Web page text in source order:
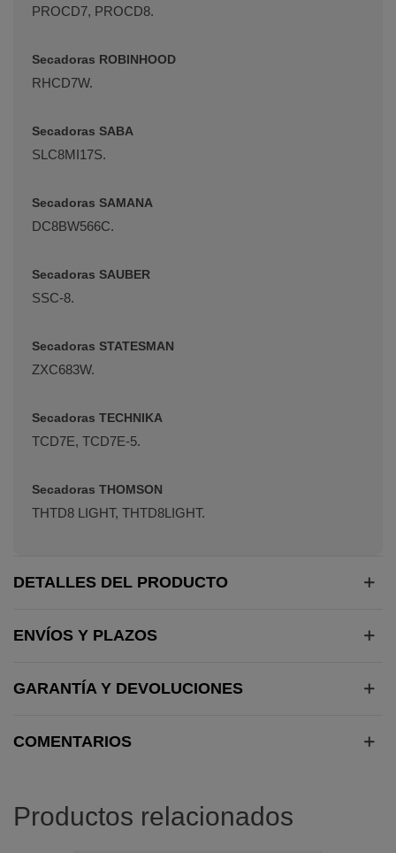
PROCD7, PROCD8.
Secadoras ROBINHOOD
RHCD7W.
Secadoras SABA
SLC8MI17S.
Secadoras SAMANA
DC8BW566C.
Secadoras SAUBER
SSC-8.
Secadoras STATESMAN
ZXC683W.
Secadoras TECHNIKA
TCD7E, TCD7E-5.
Secadoras THOMSON
THTD8 LIGHT, THTD8LIGHT.
DETALLES DEL PRODUCTO
ENVÍOS Y PLAZOS
GARANTÍA Y DEVOLUCIONES
COMENTARIOS
Productos relacionados